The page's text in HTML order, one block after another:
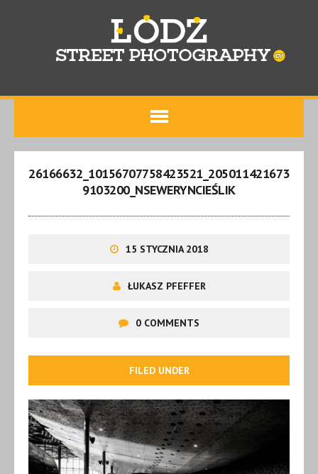
26166632_10156707758423521_205011421673
9103200_NSEWERYNCIEŚLIK
15 STYCZNIA 2018
ŁUKASZ PFEFFER
0 COMMENTS
FILED UNDER